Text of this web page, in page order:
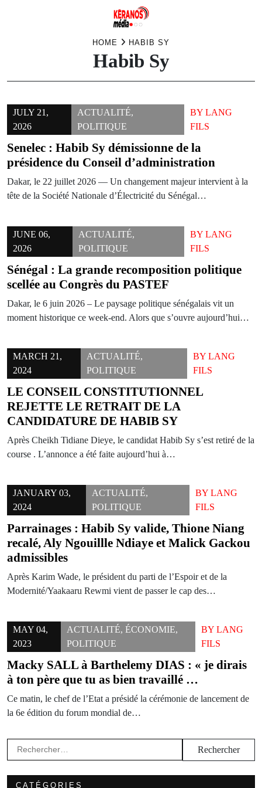
HOME HABIB SY
Habib Sy
JULY 21,
2026
ACTUALITÉ,
POLITIQUE
BY LANG
FILS
Senelec : Habib Sy démissionne de la
présidence du Conseil d’administration
Dakar, le 22 juillet 2026 — Un changement majeur intervient à la
tête de la Société Nationale d’Électricité du Sénégal…
JUNE 06,
2026
ACTUALITÉ,
POLITIQUE
BYLANG
FILS
Sénégal : La grande recomposition politique
scellée au Congrès du PASTEF
Dakar, le 6 juin 2026 – Le paysage politique sénégalais vit un
moment historique ce week-end. Alors que s’ouvre aujourd’hui…
MARCH 21,
2024
ACTUALITÉ,
POLITIQUE
BYLANG
FILS
LE CONSEIL CONSTITUTIONNEL
REJETTE LE RETRAIT DE LA
CANDIDATURE DE HABIB SY
Après Cheikh Tidiane Dieye, le candidat Habib Sy s’est retiré de la
course . L’annonce a été faite aujourd’hui à…
JANUARY 03,
2024
ACTUALITÉ,
POLITIQUE
BY LANG
FILS
Parrainages : Habib Sy valide, Thione Niang
recalé, Aly Ngouillle Ndiaye et Malick Gackou
admissibles
Après Karim Wade, le président du parti de l’Espoir et de la
Modernité/Yaakaaru Rewmi vient de passer le cap des…
MAY 04,
2023
ACTUALITÉ,ÉCONOMIE,
POLITIQUE
BYLANG
FILS
Macky SALL à Barthelemy DIAS : « je dirais
à ton père que tu as bien travaillé …
Ce matin, le chef de l’Etat a présidé la cérémonie de lancement de
la 6e édition du forum mondial de…
Rechercher :
CATÉGORIES